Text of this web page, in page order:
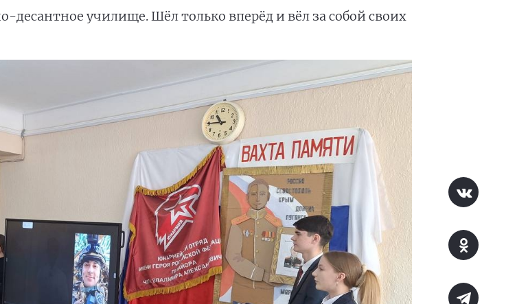
десантное училище. Шёл только вперёд и вёл за собой своих